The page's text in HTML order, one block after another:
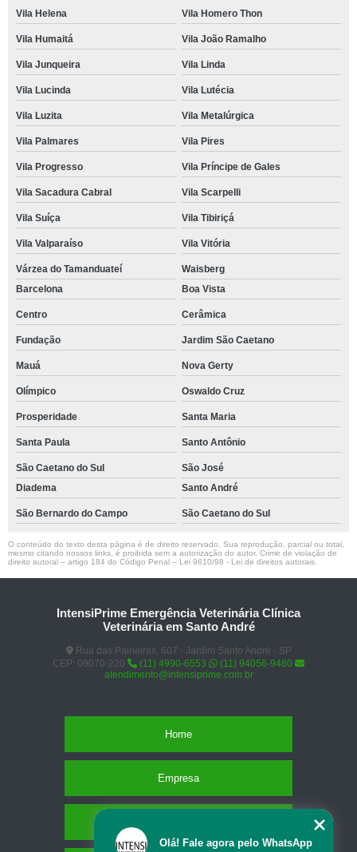
Vila Helena Vila Homero Thon
Vila Humaitá Vila João Ramalho
Vila Junqueira Vila Linda
Vila Lucinda Vila Lutécia
Vila Luzita Vila Metalúrgica
Vila Palmares Vila Pires
Vila Progresso Vila Príncipe de Gales
Vila Sacadura Cabral Vila Scarpelli
Vila Suíça Vila Tibiriçá
Vila Valparaíso Vila Vitória
Várzea do Tamanduateí
Waisberg
Barcelona
Boa Vista
Centro Cerâmica
Fundação Jardim São Caetano
Mauá Nova Gerty
Olímpico Oswaldo Cruz
Prosperidade Santa Maria
Santa Paula Santo Antônio
São Caetano do Sul
São José
Diadema
Santo André
São Bernardo do Campo São Caetano do Sul
O conteúdo do texto desta página é de direito reservado. Sua reprodução, parcial ou total,
mesmo citando nossos links, é proibida sem a autorização do autor. Crime de violação de
direito autoral – artigo 184 do Código Penal – Lei 9610/98 - Lei de direitos autorais
IntensiPrime Emergência Veterinária Clínica
Veterinária em Santo André
Rua das Paineiras, 607 - Jardim Santo André - SP
CEP: 09070-220
(11) 4990-6553
(11) 94056-9460
atendimento@intensiprime.com.br
Home
Empresa
Olá! Fale agora pelo WhatsApp